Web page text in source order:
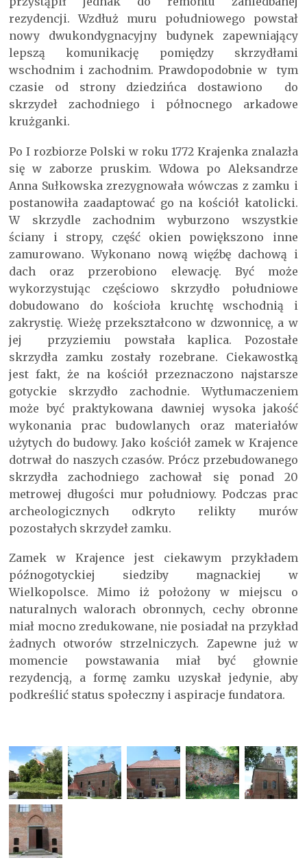
rezydencji. Wzdłuż muru południowego powstał
nowy dwukondygnacyjny budynek zapewniający
lepszą komunikację pomiędzy skrzydłami
wschodnim i zachodnim. Prawdopodobnie w tym
czasie od strony dziedzińca dostawiono do
skrzydeł zachodniego i północnego arkadowe
krużganki.
Po I rozbiorze Polski w roku 1772 Krajenka znalazła
się w zaborze pruskim. Wdowa po Aleksandrze
Anna Sułkowska zrezygnowała wówczas z zamku i
postanowiła zaadaptować go na kościół katolicki.
W skrzydle zachodnim wyburzono wszystkie
ściany i stropy, część okien powiększono inne
zamurowano. Wykonano nową więźbę dachową i
dach oraz przerobiono elewację. Być może
wykorzystując częściowo skrzydło południowe
dobudowano do kościoła kruchtę wschodnią i
zakrystię. Wieżę przekształcono w dzwonnicę, a w
jej przyziemiu powstała kaplica. Pozostałe
skrzydła zamku zostały rozebrane. Ciekawostką
jest fakt, że na kościół przeznaczono najstarsze
gotyckie skrzydło zachodnie. Wytłumaczeniem
może być praktykowana dawniej wysoka jakość
wykonania prac budowlanych oraz materiałów
użytych do budowy. Jako kościół zamek w Krajence
dotrwał do naszych czasów. Prócz przebudowanego
skrzydła zachodniego zachował się ponad 20
metrowej długości mur południowy. Podczas prac
archeologicznych odkryto relikty murów
pozostałych skrzydeł zamku.
Zamek w Krajence jest ciekawym przykładem
późnogotyckiej siedziby magnackiej w
Wielkopolsce. Mimo iż położony w miejscu o
naturalnych walorach obronnych, cechy obronne
miał mocno zredukowane, nie posiadał na przykład
żadnych otworów strzelniczych. Zapewne już w
momencie powstawania miał być głownie
rezydencją, a formę zamku uzyskał jedynie, aby
podkreślić status społeczny i aspiracje fundatora.